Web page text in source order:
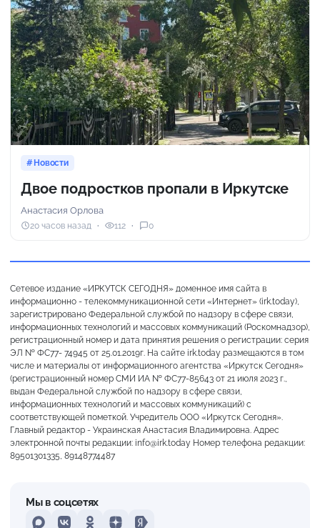
Новости
Двое подростков пропали в Иркутске
Анастасия Орлова
20 часов назад 112 0
Сетевое издание «ИРКУТСК СЕГОДНЯ» доменное имя сайта в
информационно - телекоммуникационной сети «Интернет» (irk.today),
зарегистрировано Федеральной службой по надзору в сфере связи,
информационных технологий и массовых коммуникаций (Роскомнадзор),
регистрационный номер и дата принятия решения о регистрации: серия
ЭЛ № ФС77- 74945 от 25.01.2019г. На сайте irk.today размещаются в том
числе и материалы от информационного агентства «Иркутск Сегодня»
(регистрационный номер СМИ ИА № ФС77-85643 от 21 июля 2023 г.,
выдан Федеральной службой по надзору в сфере связи,
информационных технологий и массовых коммуникаций) с
соответствующей пометкой. Учредитель ООО «Иркутск Сегодня».
Главный редактор - Украинская Анастасия Владимировна. Адрес
электронной почты редакции: info@irk.today Номер телефона редакции:
89501301335, 89148774487
Мы в соцсетях